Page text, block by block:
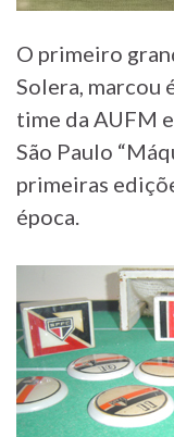
O primeiro
Solera, marcou
time da AUFM
São Paulo
primeiras
época.